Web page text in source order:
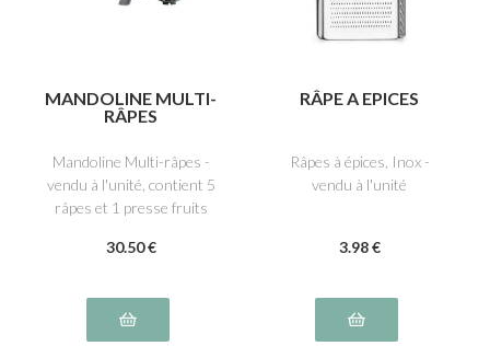
MANDOLINE MULTI-
RÂPES
Mandoline Multi-râpes -
vendu à l'unité, contient 5
râpes et 1 presse fruits
30.50 €
RÂPE A EPICES
Râpes à épices, Inox -
vendu à l'unité
3.98 €